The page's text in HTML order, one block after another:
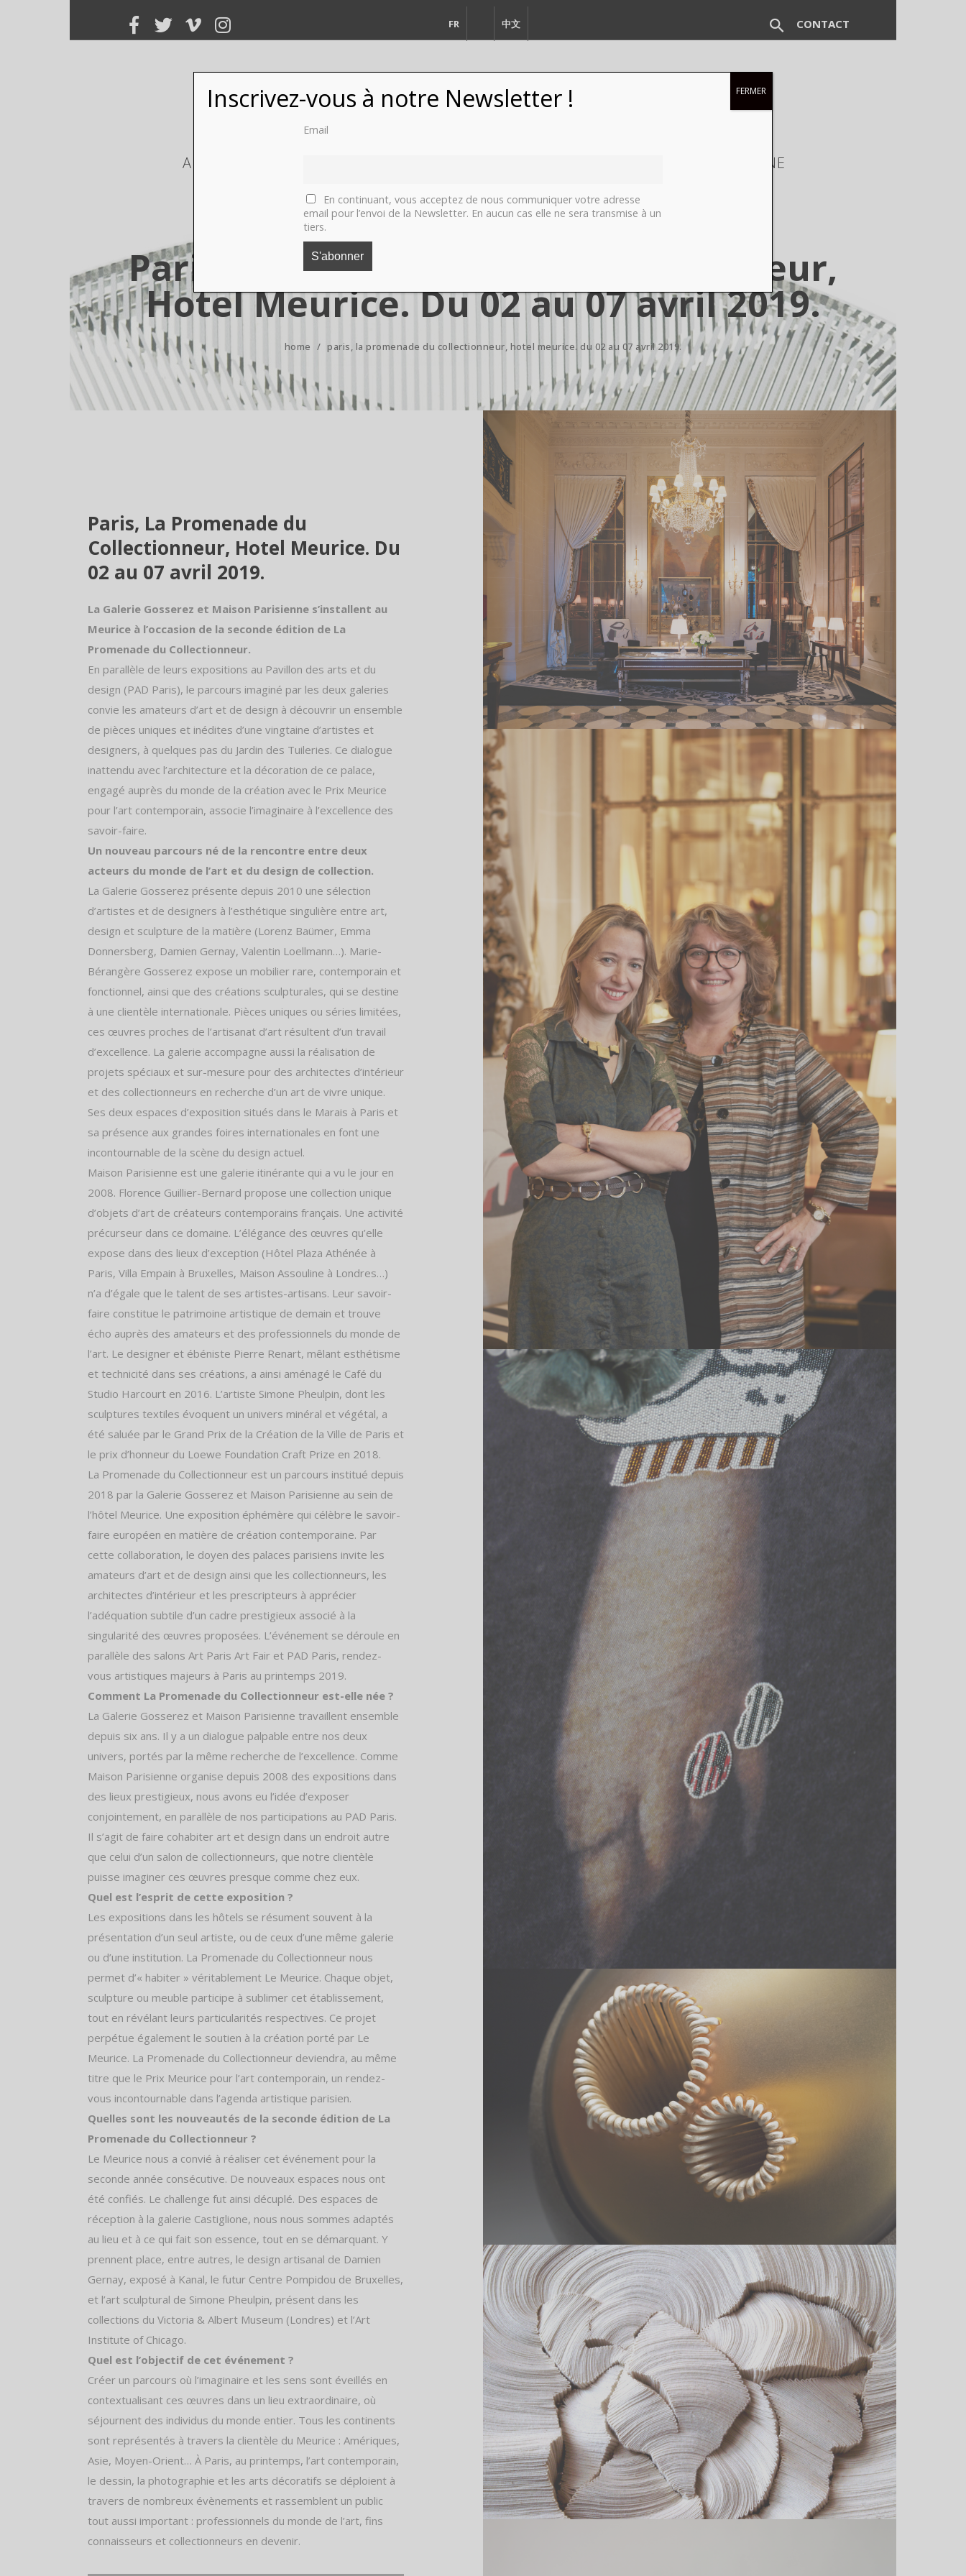
FR 中文 CONTACT
ART MAGAZINE
Paris, La Promenade du Collectionneur,
Hotel Meurice. Du 02 au 07 avril 2019.
home / paris, la promenade du collectionneur, hotel meurice. du 02 au 07 avril 2019.
Paris, La Promenade du
Collectionneur, Hotel Meurice. Du
02 au 07 avril 2019.
La Galerie Gosserez et Maison Parisienne s’installent au
Meurice à l’occasion de la seconde édition de La
Promenade du Collectionneur.
En parallèle de leurs expositions au Pavillon des arts et du
design (PAD Paris), le parcours imaginé par les deux galeries
convie les amateurs d’art et de design à découvrir un ensemble
de pièces uniques et inédites d’une vingtaine d’artistes et
designers, à quelques pas du Jardin des Tuileries. Ce dialogue
inattendu avec l’architecture et la décoration de ce palace,
engagé auprès du monde de la création avec le Prix Meurice
pour l’art contemporain, associe l’imaginaire à l’excellence des
savoir-faire.
Un nouveau parcours né de la rencontre entre deux
acteurs du monde de l’art et du design de collection.
La Galerie Gosserez présente depuis 2010 une sélection
d’artistes et de designers à l’esthétique singulière entre art,
design et sculpture de la matière (Lorenz Baümer, Emma
Donnersberg, Damien Gernay, Valentin Loellmann…). Marie-
Bérangère Gosserez expose un mobilier rare, contemporain et
fonctionnel, ainsi que des créations sculpturales, qui se destine
à une clientèle internationale. Pièces uniques ou séries limitées,
ces œuvres proches de l’artisanat d’art résultent d’un travail
d’excellence. La galerie accompagne aussi la réalisation de
projets spéciaux et sur-mesure pour des architectes d’intérieur
et des collectionneurs en recherche d’un art de vivre unique.
Ses deux espaces d’exposition situés dans le Marais à Paris et
sa présence aux grandes foires internationales en font une
incontournable de la scène du design actuel.
Maison Parisienne est une galerie itinérante qui a vu le jour en
2008. Florence Guillier-Bernard propose une collection unique
d’objets d’art de créateurs contemporains français. Une activité
précurseur dans ce domaine. L’élégance des œuvres qu’elle
expose dans des lieux d’exception (Hôtel Plaza Athénée à
Paris, Villa Empain à Bruxelles, Maison Assouline à Londres…)
n’a d’égale que le talent de ses artistes-artisans. Leur savoir-
faire constitue le patrimoine artistique de demain et trouve
écho auprès des amateurs et des professionnels du monde de
l’art. Le designer et ébéniste Pierre Renart, mêlant esthétisme
et technicité dans ses créations, a ainsi aménagé le Café du
Studio Harcourt en 2016. L’artiste Simone Pheulpin, dont les
sculptures textiles évoquent un univers minéral et végétal, a
été saluée par le Grand Prix de la Création de la Ville de Paris et
le prix d’honneur du Loewe Foundation Craft Prize en 2018.
La Promenade du Collectionneur est un parcours institué depuis
2018 par la Galerie Gosserez et Maison Parisienne au sein de
l’hôtel Meurice. Une exposition éphémère qui célèbre le savoir-
faire européen en matière de création contemporaine. Par
cette collaboration, le doyen des palaces parisiens invite les
amateurs d’art et de design ainsi que les collectionneurs, les
architectes d’intérieur et les prescripteurs à apprécier
l’adéquation subtile d’un cadre prestigieux associé à la
singularité des œuvres proposées. L’événement se déroule en
parallèle des salons Art Paris Art Fair et PAD Paris, rendez-
vous artistiques majeurs à Paris au printemps 2019.
Comment La Promenade du Collectionneur est-elle née ?
La Galerie Gosserez et Maison Parisienne travaillent ensemble
depuis six ans. Il y a un dialogue palpable entre nos deux
univers, portés par la même recherche de l’excellence. Comme
Maison Parisienne organise depuis 2008 des expositions dans
des lieux prestigieux, nous avons eu l’idée d’exposer
conjointement, en parallèle de nos participations au PAD Paris.
Il s’agit de faire cohabiter art et design dans un endroit autre
que celui d’un salon de collectionneurs, que notre clientèle
puisse imaginer ces œuvres presque comme chez eux.
Quel est l’esprit de cette exposition ?
Les expositions dans les hôtels se résument souvent à la
présentation d’un seul artiste, ou de ceux d’une même galerie
ou d’une institution. La Promenade du Collectionneur nous
permet d’« habiter » véritablement Le Meurice. Chaque objet,
sculpture ou meuble participe à sublimer cet établissement,
tout en révélant leurs particularités respectives. Ce projet
perpétue également le soutien à la création porté par Le
Meurice. La Promenade du Collectionneur deviendra, au même
titre que le Prix Meurice pour l’art contemporain, un rendez-
vous incontournable dans l’agenda artistique parisien.
Quelles sont les nouveautés de la seconde édition de La
Promenade du Collectionneur ?
Le Meurice nous a convié à réaliser cet événement pour la
seconde année consécutive. De nouveaux espaces nous ont
été confiés. Le challenge fut ainsi décuplé. Des espaces de
réception à la galerie Castiglione, nous nous sommes adaptés
au lieu et à ce qui fait son essence, tout en se démarquant. Y
prennent place, entre autres, le design artisanal de Damien
Gernay, exposé à Kanal, le futur Centre Pompidou de Bruxelles,
et l’art sculptural de Simone Pheulpin, présent dans les
collections du Victoria & Albert Museum (Londres) et l’Art
Institute of Chicago.
Quel est l’objectif de cet événement ?
Créer un parcours où l’imaginaire et les sens sont éveillés en
contextualisant ces œuvres dans un lieu extraordinaire, où
séjournent des individus du monde entier. Tous les continents
sont représentés à travers la clientèle du Meurice : Amériques,
Asie, Moyen-Orient… À Paris, au printemps, l’art contemporain,
le dessin, la photographie et les arts décoratifs se déploient à
travers de nombreux évènements et rassemblent un public
tout aussi important : professionnels du monde de l’art, fins
connaisseurs et collectionneurs en devenir.
Inscrivez-vous à notre Newsletter !
Email
En continuant, vous acceptez de nous communiquer votre adresse
email pour l’envoi de la Newsletter. En aucun cas elle ne sera transmise à un
tiers.
FERMER